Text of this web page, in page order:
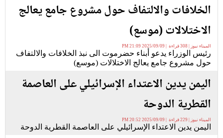
الخلافات والالتفاف حول مشروع جامع يعالج
الاختلالات (موسع)
الميناء نيوز | 308 قراءة | 2025/09/09 21:09 PM
رئيس الوزراء يدعو أبناء حضرموت الى نبذ الخلافات والالتفاف
حول مشروع جامع يعالج الاختلالات (موسع)
اليمن يدين الاعتداء الإسرائيلي على العاصمة
القطرية الدوحة
الميناء نيوز | 229 قراءة | 2025/09/09 20:52 PM
اليمن يدين الاعتداء الإسرائيلي على العاصمة القطرية الدوحة